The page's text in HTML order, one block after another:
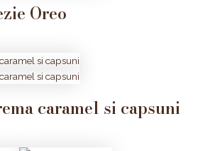
Oreo
caramel si capsuni